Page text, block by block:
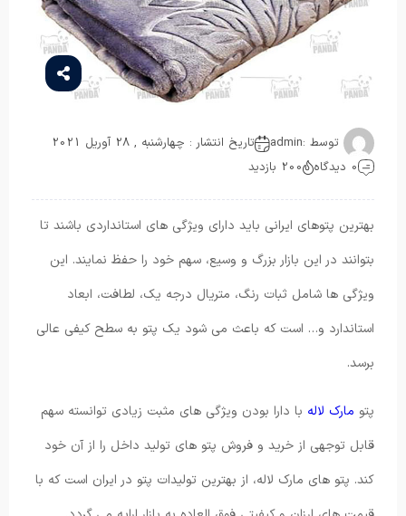
توسط :admin
تاریخ انتشار : چهارشنبه , 28 آوریل 2021
0 دیدگاه
200 بازدید
بهترین پتوهای ایرانی باید دارای ویژگی های استانداردی باشند تا
بتوانند در این بازار بزرگ و وسیع، سهم خود را حفظ نمایند. این
ویژگی ها شامل ثبات رنگ، متریال درجه یک، لطافت، ابعاد
استاندارد و… است که باعث می شود یک پتو به سطح کیفی عالی
برسد.
پتو مارک لاله با دارا بودن ویژگی های مثبت زیادی توانسته سهم
قابل توجهی از خرید و فروش پتو های تولید داخل را از آن خود
کند. پتو های مارک لاله، از بهترین تولیدات پتو در ایران است که با